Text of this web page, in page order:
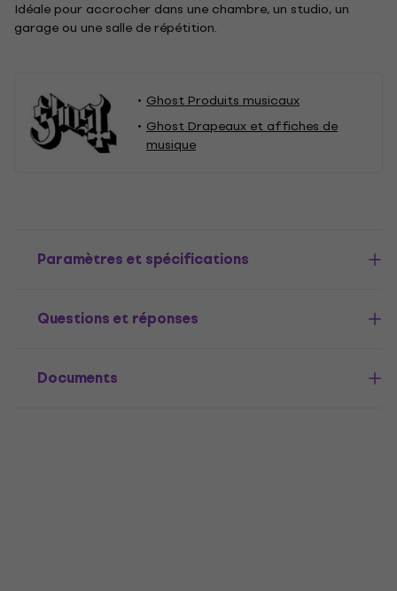
Idéale pour accrocher dans une chambre, un studio, un
garage ou une salle de répétition.
Ghost Produits musicaux
Ghost Drapeaux et affiches de
musique
Paramètres et spécifications
Questions et réponses
Documents